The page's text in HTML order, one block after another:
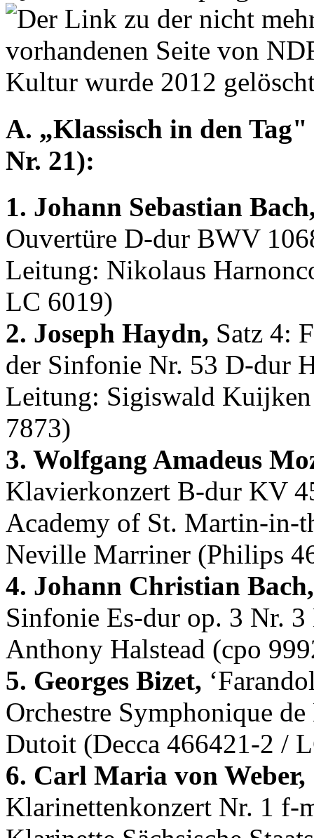
A. „Klassisch in den
Nr. 21):
1. Johann Sebastian
Ouvertüre D-dur BWV
Leitung: Nikolaus
LC 6019)
2. Joseph Haydn, Satz 4:
der Sinfonie Nr. 53 D-dur
Leitung: Sigiswald
7873)
3. Wolfgang Amadeus
Klavierkonzert B-dur KV
Academy of St. Martin-in-
Neville Marriner (Philips
4. Johann Christian Bach,
Sinfonie Es-dur op. 3 Nr.
Anthony Halstead (cpo
5. Georges Bizet,
Orchestre Symphonique
Dutoit (Decca 466421-2 /
6. Carl Maria von Weber,
Klarinettenkonzert Nr. 1